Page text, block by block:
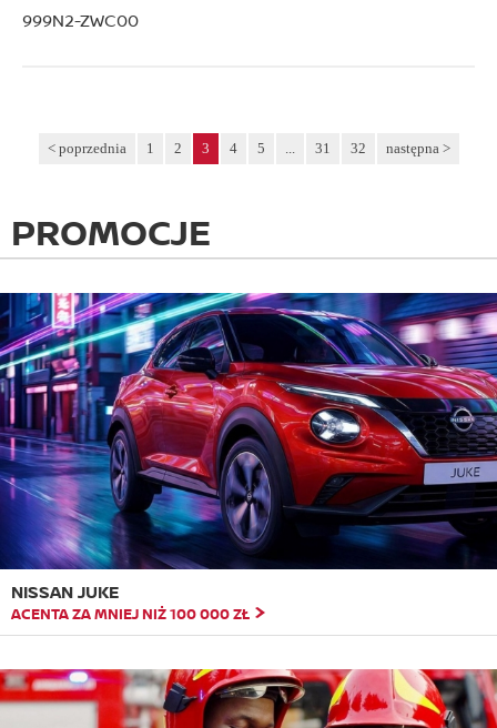
999N2-ZWC00
< poprzednia 1 2 3 4 5 ... 31 32 następna >
PROMOCJE
NISSAN JUKE
ACENTA ZA MNIEJ NIŻ 100 000 ZŁ